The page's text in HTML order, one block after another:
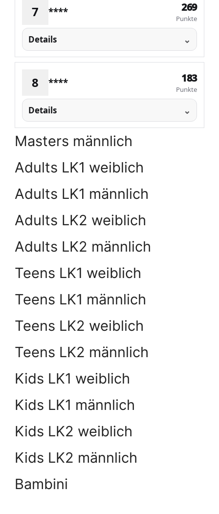
7 **** 269
Punkte
Details
8 **** 183
Punkte
Details
Masters männlich
Adults LK1 weiblich
Adults LK1 männlich
Adults LK2 weiblich
Adults LK2 männlich
Teens LK1 weiblich
Teens LK1 männlich
Teens LK2 weiblich
Teens LK2 männlich
Kids LK1 weiblich
Kids LK1 männlich
Kids LK2 weiblich
Kids LK2 männlich
Bambini